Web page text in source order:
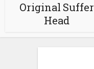
Original Suffer
Head